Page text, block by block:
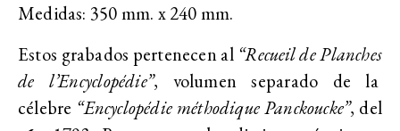
Medidas: 350 mm. x 240 mm.
Estos grabados pertenecen al “Recueil de Planches
de l’Encyclopédie”, volumen separado de la
célebre “Encyclopédie méthodique Panckoucke”, del